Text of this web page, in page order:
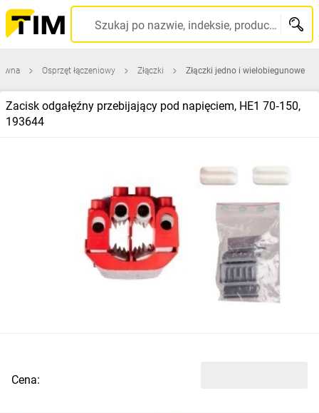
Szukaj po nazwie, indeksie, producencie, kodzie kreskowym...
Osprzęt łączeniowy Złączki Złączki jedno i wielobiegunowe
Zacisk odgałęźny przebijający pod napięciem, HE1 70‑150,
193644
Cena: